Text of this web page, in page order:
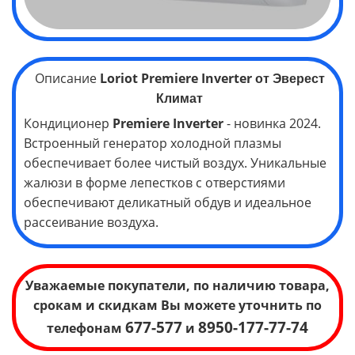
Описание Loriot Premiere Inverterот Эверест
Климат
Кондиционер Premiere Inverter- новинка 2024.
Встроенный генератор холодной плазмы
обеспечивает более чистый воздух. Уникальные
жалюзи в форме лепестков с отверстиями
обеспечивают деликатный обдув и идеальное
рассеивание воздуха.
Уважаемые покупатели, по наличию товара,
срокам и скидкам Вы можете уточнить по
телефонам 677-577 и 8950-177-77-74